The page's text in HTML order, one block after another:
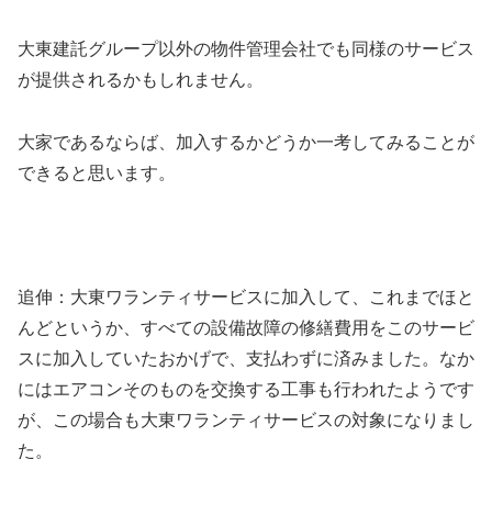
大東建託グループ以外の物件管理会社でも同様のサービス
が提供されるかもしれません。
大家であるならば、加入するかどうか一考してみることが
できると思います。
追伸：大東ワランティサービスに加入して、これまでほと
んどというか、すべての設備故障の修繕費用をこのサービ
スに加入していたおかげで、支払わずに済みました。なか
にはエアコンそのものを交換する工事も行われたようです
が、この場合も大東ワランティサービスの対象になりまし
た。